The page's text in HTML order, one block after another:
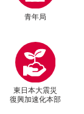
2026年6月8日
青年局
東日本大震災
復興加速化本部